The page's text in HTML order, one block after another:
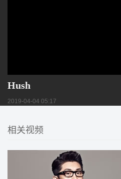
Hush
2019-04-04 05:17
相关视频